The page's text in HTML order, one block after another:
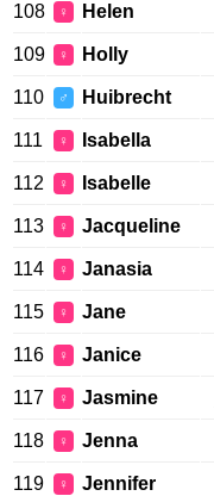
108 ♀ Helen
109 ♀ Holly
110 ♂ Huibrecht
111 ♀ Isabella
112 ♀ Isabelle
113 ♀ Jacqueline
114 ♀ Janasia
115 ♀ Jane
116 ♀ Janice
117 ♀ Jasmine
118 ♀ Jenna
119 ♀ Jennifer